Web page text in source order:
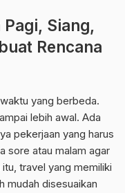
Siang,
Rencana
yang berbeda.
lebih awal. Ada
pekerjaan yang harus
sore atau malam agar
travel yang memiliki
mudah disesuaikan